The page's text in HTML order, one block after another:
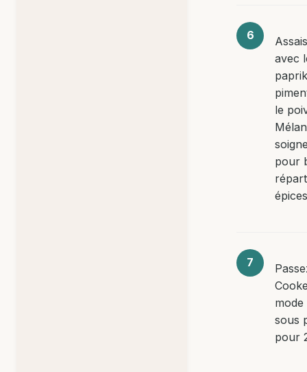
avec
le
pour
sous
pour